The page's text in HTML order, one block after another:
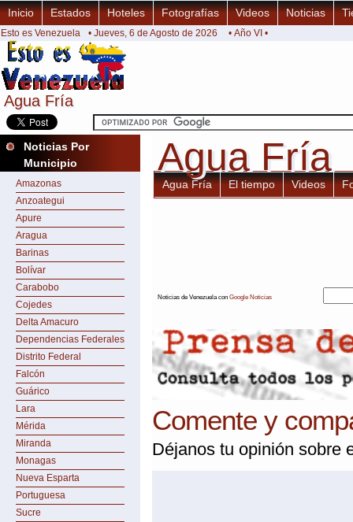
Agua Fría
Agua Fría
Inicio Estados Hoteles Fotografías Videos Noticias
Esto es Venezuela • Jueves, 6 de Agosto de 2026 • Año VI •
Noticias Por
Municipio
Amazonas
Anzoategui
Apure
Aragua
Barinas
Bolívar
Carabobo
Cojedes
Delta Amacuro
Dependencias Federales
Distrito Federal
Falcón
Guárico
Lara
Mérida
Miranda
Monagas
Nueva Esparta
Portuguesa
Sucre
Agua Fría
Agua Fría
Agua Fría El tiempo Videos
Noticias de Venezuela con Google Noticias
Comente y
Déjanos tu opinión sobre